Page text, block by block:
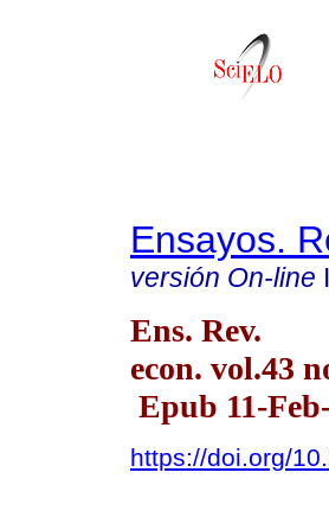
Ensayos.
versión On-line
Ens. Rev.
econ. vol.43
Epub 11-
https://doi.org/